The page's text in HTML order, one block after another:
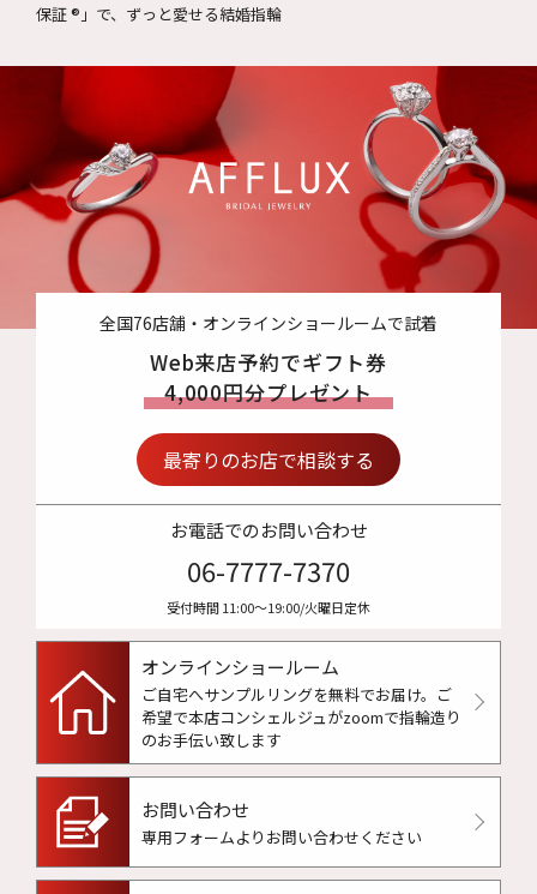
保証 ®」で、ずっと愛せる結婚指輪
全国76店舗・オンラインショールームで試着
Web来店予約でギフト券
4,000円分プレゼント
最寄りのお店で相談する
お電話でのお問い合わせ
06-7777-7370
受付時間 11:00〜19:00/火曜日定休
オンラインショールーム
ご自宅へサンプルリングを無料でお届け。 ご
希望で本店コンシェルジュがzoomで指輪造り
のお手伝い致します
お問い合わせ
専用フォームよりお問い合わせください